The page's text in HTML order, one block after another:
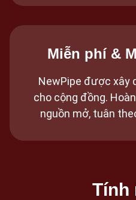
Miễn phí &
NewPipe được xây
cho cộng đồng.
nguồn mở, tuân
Tính